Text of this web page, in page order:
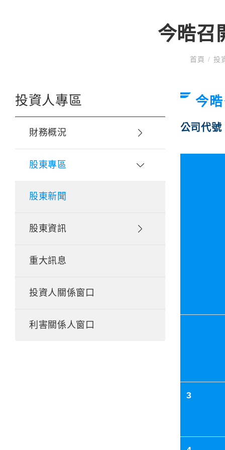
今晧召
首頁/ 投
投資人專區
財務概況
股東專區
股東新聞
股東資訊
重大訊息
投資人關係窗口
利害關係人窗口
今
公司代
3